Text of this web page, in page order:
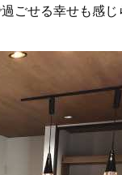
ごせる幸せも感じ